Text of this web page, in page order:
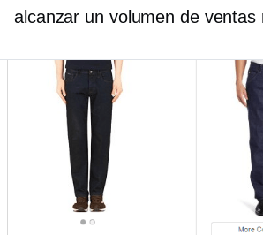
alcanzar un volumen de ventas